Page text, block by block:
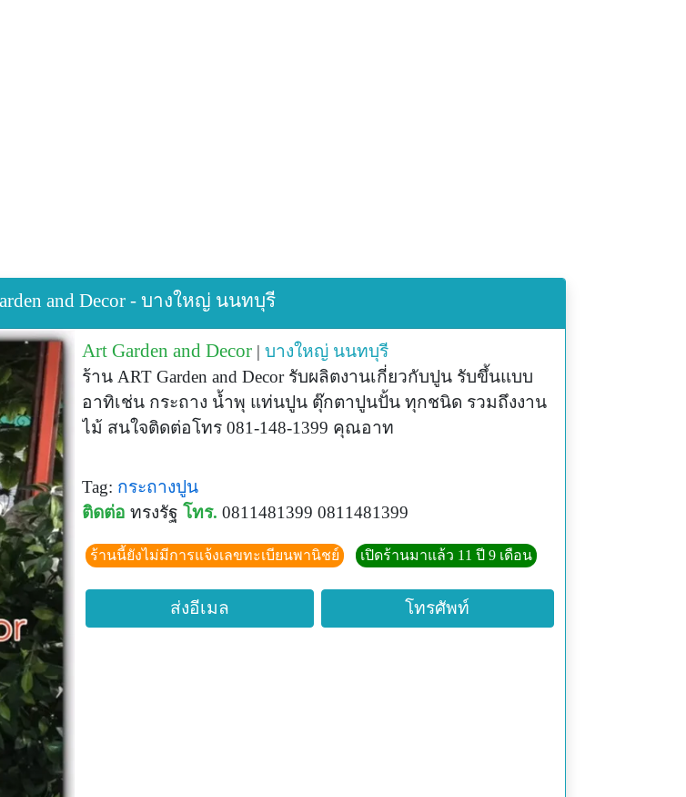
and Decor - บางใหญ่ นนทบุรี
Art Garden and Decor | บางใหญ่ นนทบุรี
ร้าน ART Garden and Decor รับผลิตงานเกี่ยวกับปูน รับขึ้นแบบ
อาทิเช่น กระถาง น้ำพุ แท่นปูน ตุ๊กตาปูนปั้น ทุกชนิด รวมถึงงาน
ไม้ สนใจติดต่อโทร 081-148-1399 คุณอาท
Tag: กระถางปูน
ติดต่อ ทรงรัฐ โทร. 0811481399 0811481399
ร้านนี้ยังไม่มีการแจ้งเลขทะเบียนพานิชย์ เปิดร้านมาแล้ว 11 ปี 9 เดือน
ส่งอีเมล โทรศัพท์